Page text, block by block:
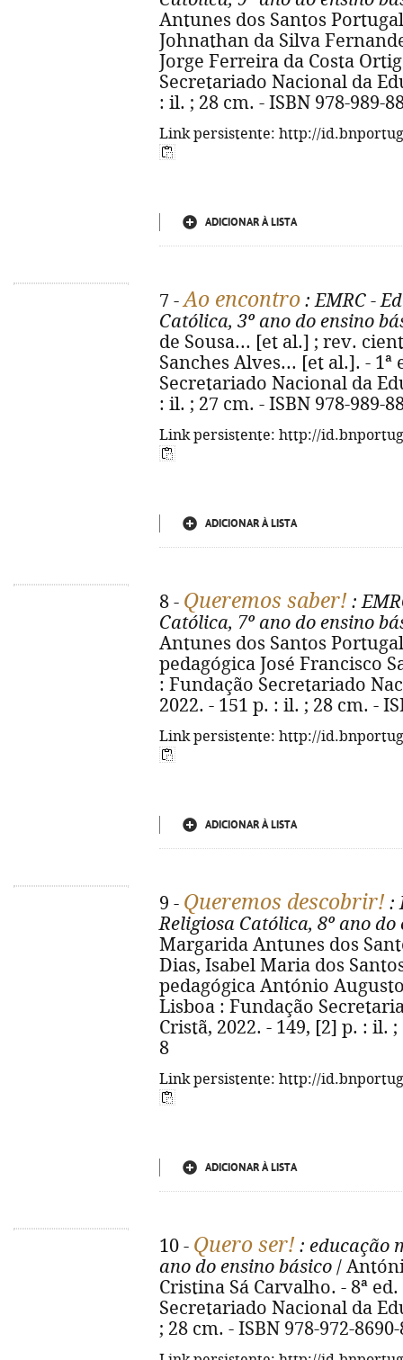
Antunes dos Santos
Johnathan da Silva
Jorge Ferreira da Costa
Secretariado Nacional da
: il. ; 28 cm. - ISBN 978-989-
Link persistente: http://
ADICIONAR À LISTA
7 -Ao encontro : EMRC -
Católica, 3º ano do ensino
de Sousa... [et al.] ; rev.
Sanches Alves... [et al.]. - 1ª
Secretariado Nacional da
: il. ; 27 cm. - ISBN 978-989-
Link persistente: http://
ADICIONAR À LISTA
8 - Queremos saber! :
Católica, 7º ano do ensino
Antunes dos Santos
pedagógica José Francisco
: Fundação Secretariado
2022. - 151 p. : il. ; 28 cm. -
Link persistente: http://
ADICIONAR À LISTA
9 - Queremos descobrir! :
Religiosa Católica, 8º ano do
Margarida Antunes dos
Dias, Isabel Maria dos
pedagógica António
Lisboa : Fundação
Cristã, 2022. - 149, [2] p. : il.
8
Link persistente: http://
ADICIONAR À LISTA
10 - Quero ser! : educação
ano do ensino básico /
Cristina Sá Carvalho. - 8ª
Secretariado Nacional da
; 28 cm. - ISBN 978-972-